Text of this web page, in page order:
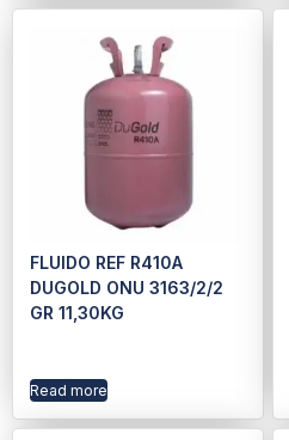
FLUIDO REF R410A
DUGOLD ONU 3163/2/2
GR 11,30KG
Read more